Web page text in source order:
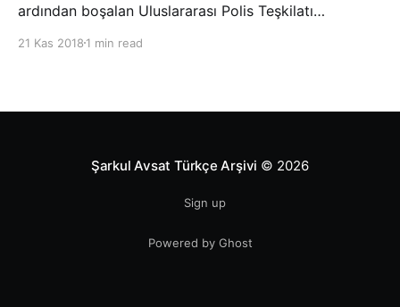
ardından boşalan Uluslararası Polis Teşkilatı
seçildi. INTERPOL Genel Kurulu’nun Dubai’deki
21 Kas 2018 1 min read
Şarkul Avsat Türkçe Arşivi © 2026
Sign up
Powered by Ghost